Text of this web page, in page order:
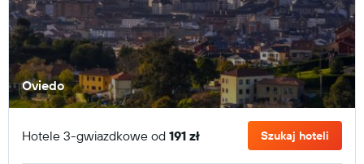
Oviedo
Hotele 3-gwiazdkowe od 191 zł Szukaj hoteli